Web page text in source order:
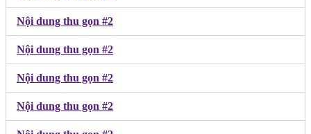
Nội dung thu gọn #2
Nội dung thu gọn #2
Nội dung thu gọn #2
Nội dung thu gọn #2